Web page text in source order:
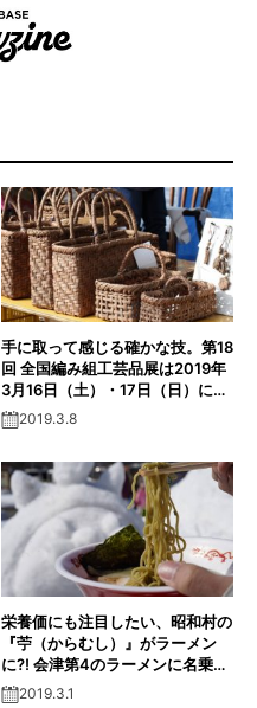
手に取って感じる確かな技。第18
回 全国編み組工芸品展は2019年
3月16日（土）・17日（日）に開
催！2019.3.8
栄養価にも注目したい、昭和村の
『苧（からむし）』がラーメン
に?! 会津第4のラーメンに名乗り
をあげたその味は？
2019.3.1